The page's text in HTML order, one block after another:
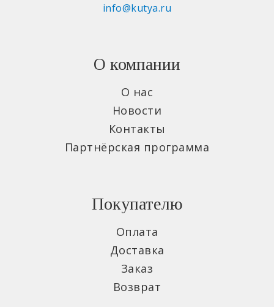
info@kutya.ru
О компании
О нас
Новости
Контакты
Партнёрская программа
Покупателю
Оплата
Доставка
Заказ
Возврат